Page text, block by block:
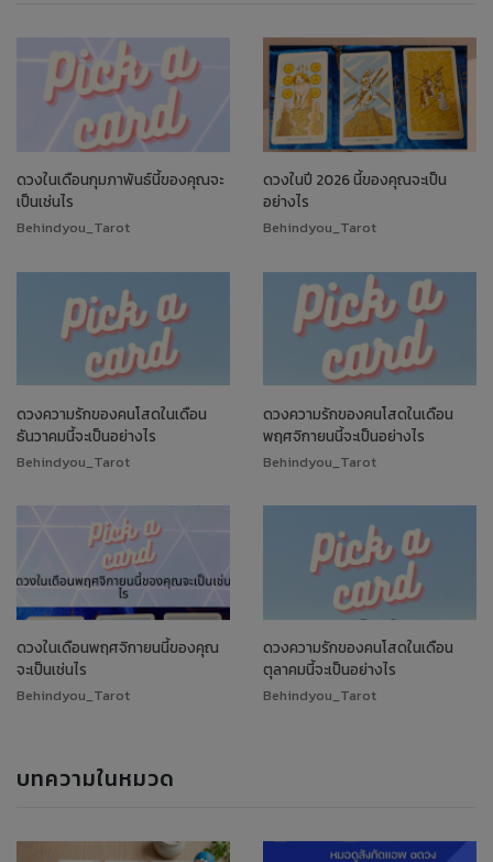
ดวงในเดือนกุมภาพันธ์นี้ของคุณจะ
เป็นเช่นไร
Behindyou_Tarot
ดวงในปี 2026 นี้ของคุณจะเป็น
อย่างไร
Behindyou_Tarot
ดวงความรักของคนโสดในเดือน
ธันวาคมนี้จะเป็นอย่างไร
Behindyou_Tarot
ดวงความรักของคนโสดในเดือน
พฤศจิกายนนี้จะเป็นอย่างไร
Behindyou_Tarot
ดวงในเดือนพฤศจิกายนนี้ของคุณ
จะเป็นเช่นไร
Behindyou_Tarot
ดวงความรักของคนโสดในเดือน
ตุลาคมนี้จะเป็นอย่างไร
Behindyou_Tarot
บทความในหมวด